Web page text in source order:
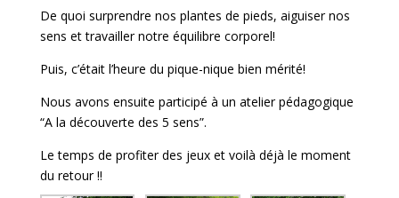
De quoi surprendre nos plantes de pieds, aiguiser nos
sens et travailler notre équilibre corporel!
Puis, c’était l’heure du pique-nique bien mérité!
Nous avons ensuite participé à un atelier pédagogique
“A la découverte des 5 sens”.
Le temps de profiter des jeux et voilà déjà le moment
du retour !!